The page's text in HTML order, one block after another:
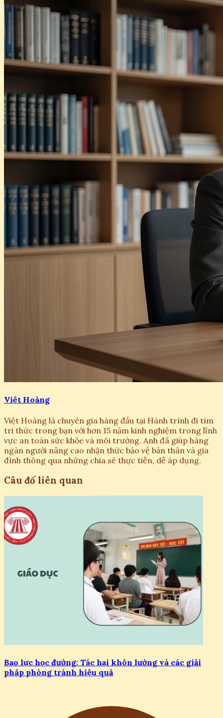
Việt Hoàng
Việt Hoàng là chuyên gia hàng đầu tại Hành trình đi tìm
tri thức trong bạn với hơn 15 năm kinh nghiệm trong lĩnh
vực an toàn sức khỏe và môi trường. Anh đã giúp hàng
ngàn người nâng cao nhận thức bảo vệ bản thân và gia
đình thông qua những chia sẻ thực tiễn, dễ áp dụng.
Câu đố liên quan
Bạo lực học đường: Tác hại khôn lường và các giải
pháp phòng tránh hiệu quả